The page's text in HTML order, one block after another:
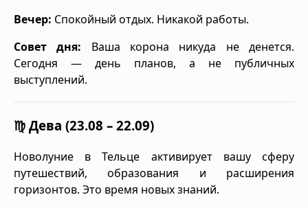
Вечер: Спокойный отдых. Никакой работы.
Совет дня: Ваша корона никуда не денется.
Сегодня — день планов, а не публичных
выступлений.
♍ Дева (23.08 – 22.09)
Новолуние в Тельце активирует вашу сферу
путешествий, образования и расширения
горизонтов. Это время новых знаний.